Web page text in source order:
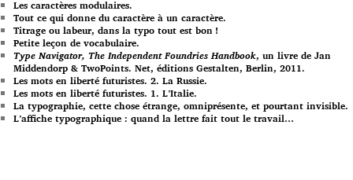
Les caractères modulaires.
Tout ce qui donne du caractère à un caractère.
Titrage ou labeur, dans la typo tout est bon !
Petite leçon de vocabulaire.
Type Navigator, The Independent Foundries Handbook, un livre de Jan
Middendorp & TwoPoints. Net, éditions Gestalten, Berlin, 2011.
Les mots en liberté futuristes. 2. La Russie.
Les mots en liberté futuristes. 1. L’Italie.
La typographie, cette chose étrange, omniprésente, et pourtant invisible.
L’affiche typographique : quand la lettre fait tout le travail…